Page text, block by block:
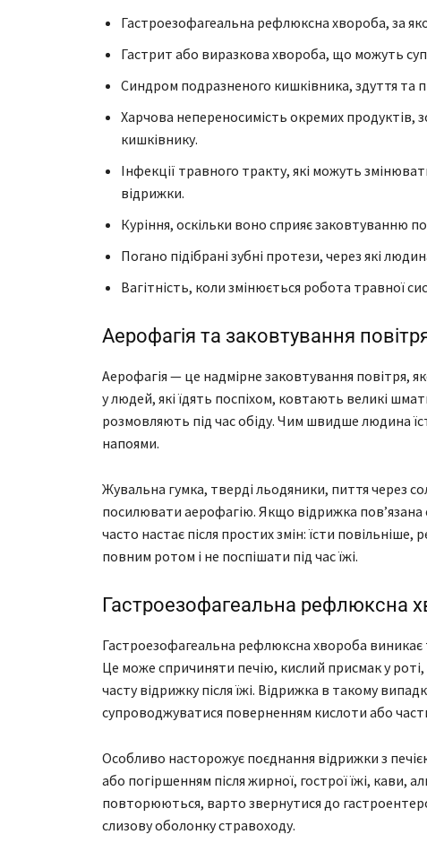
Гастроезофагеальна рефлюксна хвороба, за
Гастрит або виразкова хвороба, що можуть
Синдром подразненого кишківника, здуття та
Харчова непереносимість окремих
кишківнику.
Інфекції травного тракту, які можуть
відрижки.
Куріння, оскільки воно сприяє заковтуванню
Погано підібрані зубні протези, через які
Вагітність, коли змінюється робота травної
Аерофагія та заковтування
Аерофагія — це надмірне заковтування повітря,
у людей, які їдять поспіхом, ковтають великі
розмовляють під час обіду. Чим швидше людина
напоями.
Жувальна гумка, тверді льодяники, пиття через
посилювати аерофагію. Якщо відрижка
часто настає після простих змін: їсти
повним ротом і не поспішати під час їжі.
Гастроезофагеальна рефлюксна
Гастроезофагеальна рефлюксна хвороба виникає
Це може спричиняти печію, кислий присмак у роті,
часту відрижку після їжі. Відрижка в такому
супроводжуватися поверненням кислоти або
Особливо насторожує поєднання відрижки з
або погіршенням після жирної, гострої їжі, кави,
повторюються, варто звернутися до
слизову оболонку стравоходу.